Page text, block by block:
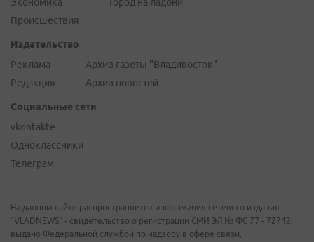
Экономика
Происшествия
Город на ладони
Издательство
Реклама
Редакция
Архив газеты "Владивосток"
Архив новостей
Социальные сети
vkontakte
Одноклассники
Телеграм
На данном сайте распространяется информация сетевого издания
"VLADNEWS" - свидетельство о регистрации СМИ ЭЛ № ФС 77 - 72742,
выдано Федеральной службой по надзору в сфере связи,